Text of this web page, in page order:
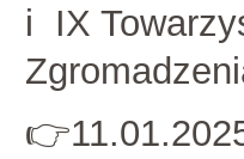
i IX